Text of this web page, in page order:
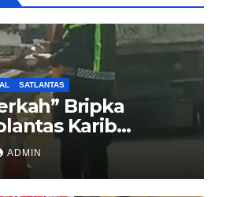
SATLANTAS
Bripka
Karib
Kotak untuk
yang Mogok di KM
Aren
ADMIN